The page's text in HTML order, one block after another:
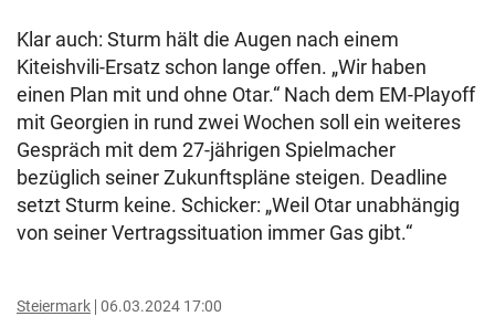
Klar auch: Sturm hält die Augen nach einem
Kiteishvili-Ersatz schon lange offen. „Wir haben
einen Plan mit und ohne Otar.“ Nach dem EM-Playoff
mit Georgien in rund zwei Wochen soll ein weiteres
Gespräch mit dem 27-jährigen Spielmacher
bezüglich seiner Zukunftspläne steigen. Deadline
setzt Sturm keine. Schicker: „Weil Otar unabhängig
von seiner Vertragssituation immer Gas gibt.“
Steiermark 06.03.2024 17:00